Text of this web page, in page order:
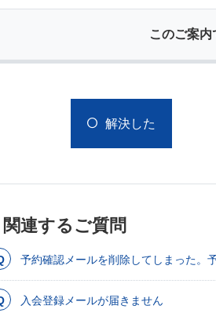
このご案内
解決した
関連するご質問
予約確認メールを削除してしまった。
入会登録メールが届きません